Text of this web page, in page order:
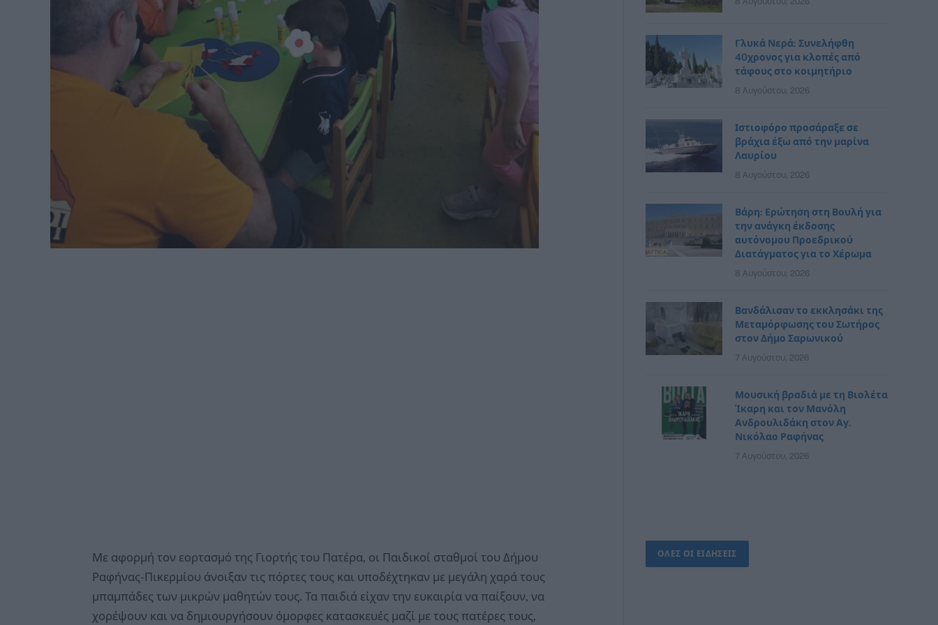
Με αφορμή τον εορτασμό της Γιορτής του Πατέρα, οι Παιδικοί σταθμοί του Δήμου
Ραφήνας-Πικερμίου άνοιξαν τις πόρτες τους και υποδέχτηκαν με μεγάλη χαρά τους
μπαμπάδες των μικρών μαθητών τους. Τα παιδιά είχαν την ευκαιρία να παίξουν, να
χορέψουν και να δημιουργήσουν όμορφες κατασκευές μαζί με τους πατέρες τους,
Γλυκά Νερά: Συνελήφθη
40χρονος για κλοπές από
τάφους στο κοιμητήριο
8 Αυγούστου, 2026
Ιστιοφόρο προσάραξε σε
βράχια έξω από την μαρίνα
Λαυρίου
8 Αυγούστου, 2026
Βάρη: Ερώτηση στη Βουλή για
την ανάγκη έκδοσης
αυτόνομου Προεδρικού
Διατάγματος για το Χέρωμα
8 Αυγούστου, 2026
Βανδάλισαν το εκκλησάκι της
Μεταμόρφωσης του Σωτήρος
στον Δήμο Σαρωνικού
7 Αυγούστου, 2026
Μουσική βραδιά με τη Βιολέτα
Ίκαρη και τον Μανόλη
Ανδρουλιδάκη στον Αγ.
Νικόλαο Ραφήνας
7 Αυγούστου, 2026
ΟΛΕΣ ΟΙ ΕΙΔΗΣΕΙΣ